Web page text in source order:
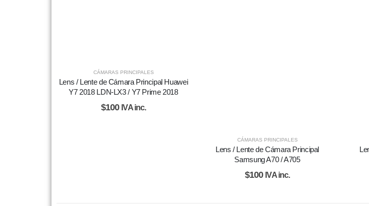
CÁMARAS PRINCIPALES
Lens / Lente de Cámara Principal Huawei
Y7 2018 LDN-LX3 / Y7 Prime 2018
$100 IVA inc.
CÁMARAS PRINCIPALES
Lens / Lente de Cámara Principal
Samsung A70 / A705
$100 IVA inc.